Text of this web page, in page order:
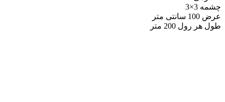
چشمه 3×3
عرض 100 سانتی متر
طول هر رول 200 متر